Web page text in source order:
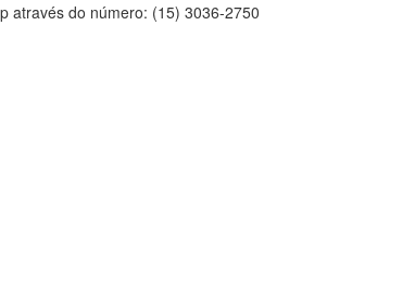
através do número: (15) 3036-2750